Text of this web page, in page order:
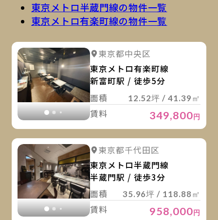
東京メトロ半蔵門線の物件一覧
東京メトロ有楽町線の物件一覧
詳細を見る
東京都中央区
東京メトロ有楽町線
新富町駅 / 徒歩5分
面積
12.52坪 / 41.39㎡
賃料 349,800円
詳細を見る
東京都千代田区
東京メトロ半蔵門線
半蔵門駅 / 徒歩3分
面積
35.96坪 / 118.88㎡
賃料 958,000円